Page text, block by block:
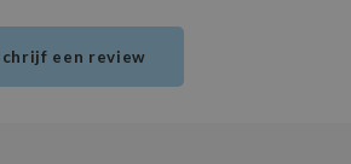
een review